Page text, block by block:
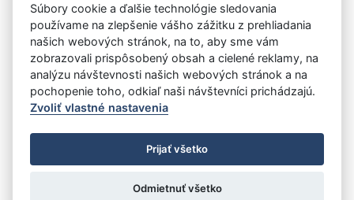
« 1 2 3Aktuálna
stránka
3
4 5 6 7 8 9
11
»
Úrad vlády SR
- Všetky práva vyhradené
Prehlásenie o prístupnosti
Zmluvy do 31.12.2010
Nastavenia cookies
Súbory cookie a ďalšie technológie sledovania
používame na zlepšenie vášho zážitku z prehliadania
našich webových stránok, na to, aby sme vám
zobrazovali prispôsobený obsah a cielené reklamy, na
analýzu návštevnosti našich webových stránok a na
pochopenie toho, odkiaľ naši návštevníci prichádzajú.
Zvoliť vlastné nastavenia
Prijať všetko
Odmietnuť všetko